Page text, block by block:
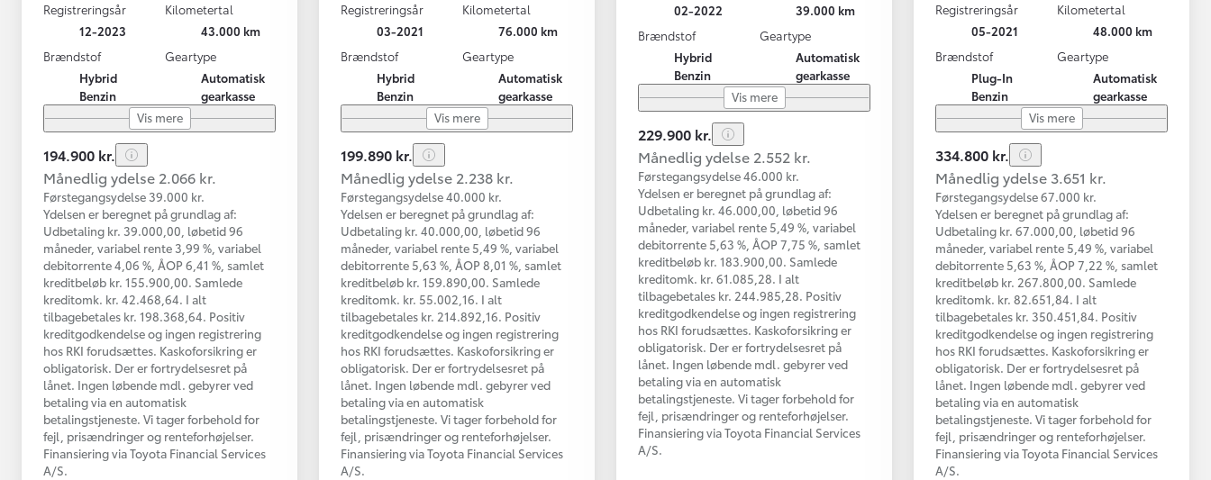
Fra kr. 349.990
Registreringsår
12-2023
Kilometertal
43.000 km
Brændstof
Hybrid
Benzin
Geartype
Automatisk
gearkasse
Vis mere
194.900 kr.
Månedlig ydelse 2.066 kr.
Førstegangsydelse 39.000 kr.
Ydelsen er beregnet på grundlag af:
Udbetaling kr. 39.000,00, løbetid 96
måneder, variabel rente 3,99 %, variabel
debitorrente 4,06 %, ÅOP 6,41 %, samlet
kreditbeløb kr. 155.900,00. Samlede
kreditomk. kr. 42.468,64. I alt
tilbagebetales kr. 198.368,64. Positiv
kreditgodkendelse og ingen registrering
hos RKI forudsættes. Kaskoforsikring er
obligatorisk. Der er fortrydelsesret på
lånet. Ingen løbende mdl. gebyrer ved
betaling via en automatisk
betalingstjeneste. Vi tager forbehold for
fejl, prisændringer og renteforhøjelser.
Finansiering via Toyota Financial Services
A/S.
Registreringsår
03-2021
Kilometertal
76.000 km
Brændstof
Hybrid
Benzin
Geartype
Automatisk
gearkasse
Vis mere
199.890 kr.
Månedlig ydelse 2.238 kr.
Førstegangsydelse 40.000 kr.
Ydelsen er beregnet på grundlag af:
Udbetaling kr. 40.000,00, løbetid 96
måneder, variabel rente 5,49 %, variabel
debitorrente 5,63 %, ÅOP 8,01 %, samlet
kreditbeløb kr. 159.890,00. Samlede
kreditomk. kr. 55.002,16. I alt
tilbagebetales kr. 214.892,16. Positiv
kreditgodkendelse og ingen registrering
hos RKI forudsættes. Kaskoforsikring er
obligatorisk. Der er fortrydelsesret på
lånet. Ingen løbende mdl. gebyrer ved
betaling via en automatisk
betalingstjeneste. Vi tager forbehold for
fejl, prisændringer og renteforhøjelser.
Finansiering via Toyota Financial Services
A/S.
02-2022
39.000 km
Brændstof
Hybrid
Benzin
Geartype
Automatisk
gearkasse
Vis mere
229.900 kr.
Månedlig ydelse 2.552 kr.
Førstegangsydelse 46.000 kr.
Ydelsen er beregnet på grundlag af:
Udbetaling kr. 46.000,00, løbetid 96
måneder, variabel rente 5,49 %, variabel
debitorrente 5,63 %, ÅOP 7,75 %, samlet
kreditbeløb kr. 183.900,00. Samlede
kreditomk. kr. 61.085,28. I alt
tilbagebetales kr. 244.985,28. Positiv
kreditgodkendelse og ingen registrering
hos RKI forudsættes. Kaskoforsikring er
obligatorisk. Der er fortrydelsesret på
lånet. Ingen løbende mdl. gebyrer ved
betaling via en automatisk
betalingstjeneste. Vi tager forbehold for
fejl, prisændringer og renteforhøjelser.
Finansiering via Toyota Financial Services
A/S.
Registreringsår
05-2021
Kilometertal
48.000 km
Brændstof
Plug-In
Benzin
Geartype
Automatisk
gearkasse
Vis mere
334.800 kr.
Månedlig ydelse 3.651 kr.
Førstegangsydelse 67.000 kr.
Ydelsen er beregnet på grundlag af:
Udbetaling kr. 67.000,00, løbetid 96
måneder, variabel rente 5,49 %, variabel
debitorrente 5,63 %, ÅOP 7,22 %, samlet
kreditbeløb kr. 267.800,00. Samlede
kreditomk. kr. 82.651,84. I alt
tilbagebetales kr. 350.451,84. Positiv
kreditgodkendelse og ingen registrering
hos RKI forudsættes. Kaskoforsikring er
obligatorisk. Der er fortrydelsesret på
lånet. Ingen løbende mdl. gebyrer ved
betaling via en automatisk
betalingstjeneste. Vi tager forbehold for
fejl, prisændringer og renteforhøjelser.
Finansiering via Toyota Financial Services
A/S.